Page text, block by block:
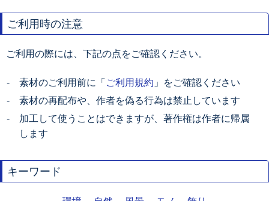
ご利用時の注意
ご利用の際には、下記の点をご確認ください。
素材のご利用前に「 ご利用規約 」をご確認ください
素材の再配布や、作者を偽る行為は禁止しています
加工して使うことはできますが、著作権は作者に帰属
します
キーワード